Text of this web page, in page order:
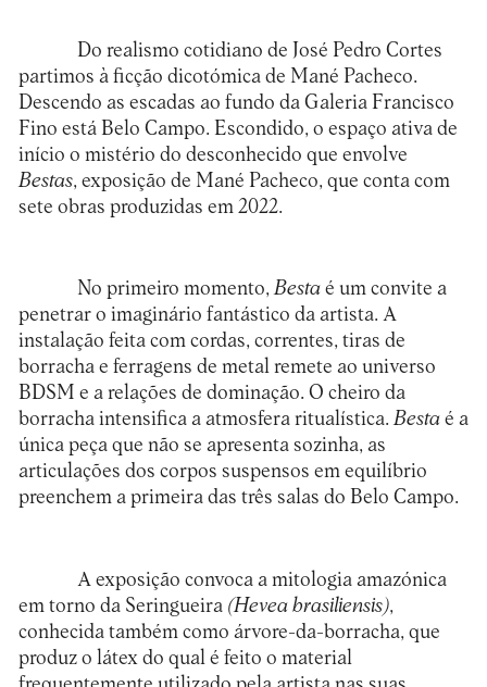
Do realismo cotidiano de José Pedro Cortes
partimos à ficção dicotómica de Mané Pacheco.
Descendo as escadas ao fundo da Galeria Francisco
Fino está Belo Campo. Escondido, o espaço ativa de
início o mistério do desconhecido que envolve
Bestas, exposição de Mané Pacheco, que conta com
sete obras produzidas em 2022.
No primeiro momento,Bestaé um convite a
penetrar o imaginário fantástico da artista. A
instalação feita com cordas, correntes, tiras de
borracha e ferragens de metal remete ao universo
BDSM e a relações de dominação. O cheiro da
borracha intensifica a atmosfera ritualística.Bestaé a
única peça que não se apresenta sozinha, as
articulações dos corpos suspensos em equilíbrio
preenchem a primeira das três salas do Belo Campo.
A exposição convoca a mitologia amazónica
em torno da Seringueira (Hevea brasiliensis),
conhecida também como árvore-da-borracha, que
produz o látex do qual é feito o material